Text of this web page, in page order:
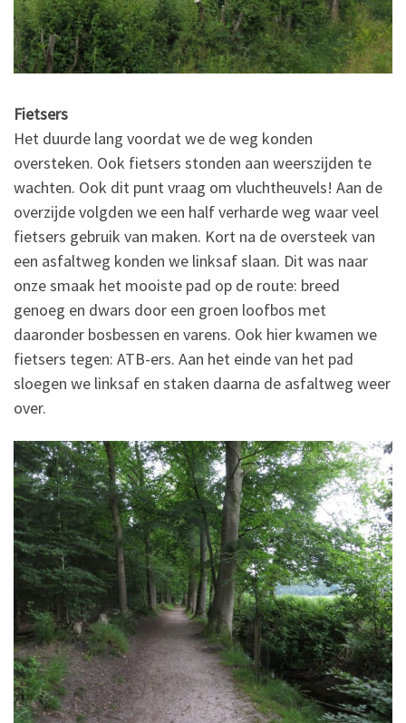
Fietsers
Het duurde lang voordat we de weg konden
oversteken. Ook fietsers stonden aan weerszijden te
wachten. Ook dit punt vraag om vluchtheuvels! Aan de
overzijde volgden we een half verharde weg waar veel
fietsers gebruik van maken. Kort na de oversteek van
een asfaltweg konden we linksaf slaan. Dit was naar
onze smaak het mooiste pad op de route: breed
genoeg en dwars door een groen loofbos met
daaronder bosbessen en varens. Ook hier kwamen we
fietsers tegen: ATB-ers. Aan het einde van het pad
sloegen we linksaf en staken daarna de asfaltweg weer
over.